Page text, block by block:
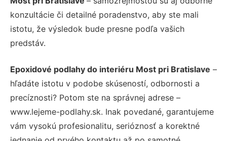
konzultácie či detailné poradenstvo, aby ste mali
istotu, že výsledok bude presne podľa vašich
predstáv.
Epoxidové podlahy do interiéru Most pri Bratislave –
hľadáte istotu v podobe skúseností, odbornosti a
precíznosti? Potom ste na správnej adrese –
www.lejeme-podlahy.sk. Inak povedané, garantujeme
vám vysokú profesionalitu, serióznosť a korektné